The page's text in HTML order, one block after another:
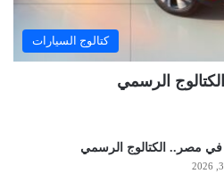
كتالوج السيارات
الرسمي